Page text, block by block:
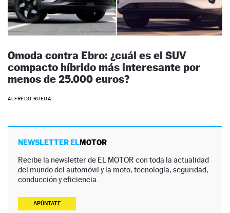
Omoda contra Ebro: ¿cuál es el SUV
compacto híbrido más interesante por
menos de 25.000 euros?
ALFREDO RUEDA
NEWSLETTER ELMOTOR
Recibe la newsletter de EL MOTOR con toda la actualidad
del mundo del automóvil y la moto, tecnología, seguridad,
conducción y eficiencia.
APÚNTATE